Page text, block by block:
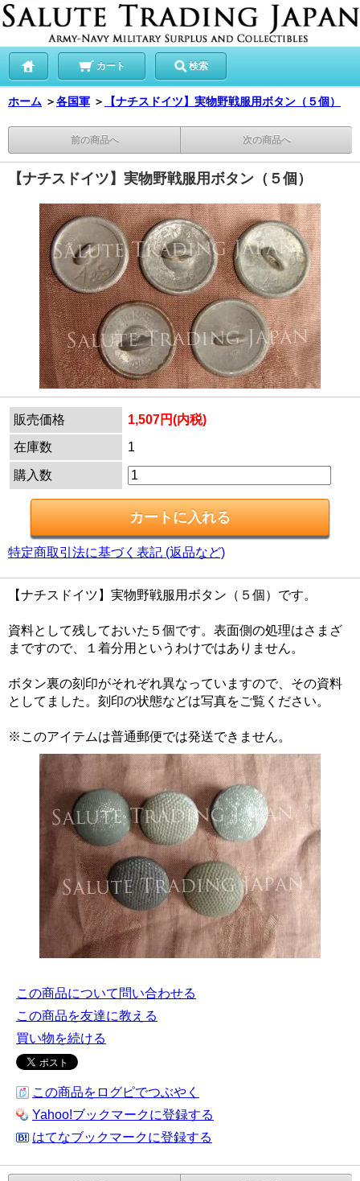
カート 検索
ホーム ＞各国軍 ＞ 【ナチスドイツ】実物野戦服用ボタン（５個）
前の商品へ 次の商品へ
【ナチスドイツ】実物野戦服用ボタン（５個）
販売価格
1,507円(内税)
在庫数
1
購入数
特定商取引法に基づく表記 (返品など)
【ナチスドイツ】実物野戦服用ボタン（５個）です。
資料として残しておいた５個です。表面側の処理はさまざ
まですので、１着分用というわけではありません。
ボタン裏の刻印がそれぞれ異なっていますので、その資料
としてました。刻印の状態などは写真をご覧ください。
※このアイテムは普通郵便では発送できません。
この商品について問い合わせる
この商品を友達に教える
買い物を続ける
この商品をログピでつぶやく
Yahoo!ブックマークに登録する
はてなブックマークに登録する